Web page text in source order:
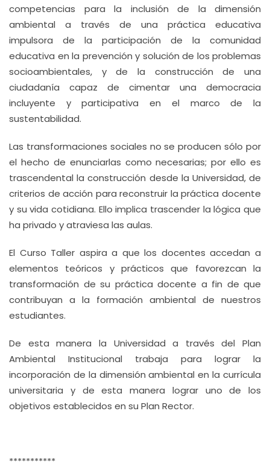
competencias para la inclusión de la dimensión
ambiental a través de una práctica educativa
impulsora de la participación de la comunidad
educativa en la prevención y solución de los problemas
socioambientales, y de la construcción de una
ciudadanía capaz de cimentar una democracia
incluyente y participativa en el marco de la
sustentabilidad.
Las transformaciones sociales no se producen sólo por
el hecho de enunciarlas como necesarias; por ello es
trascendental la construcción desde la Universidad, de
criterios de acción para reconstruir la práctica docente
y su vida cotidiana. Ello implica trascender la lógica que
ha privado y atraviesa las aulas.
El Curso Taller aspira a que los docentes accedan a
elementos teóricos y prácticos que favorezcan la
transformación de su práctica docente a fin de que
contribuyan a la formación ambiental de nuestros
estudiantes.
De esta manera la Universidad a través del Plan
Ambiental Institucional trabaja para lograr la
incorporación de la dimensión ambiental en la currícula
universitaria y de esta manera lograr uno de los
objetivos establecidos en su Plan Rector.
***********